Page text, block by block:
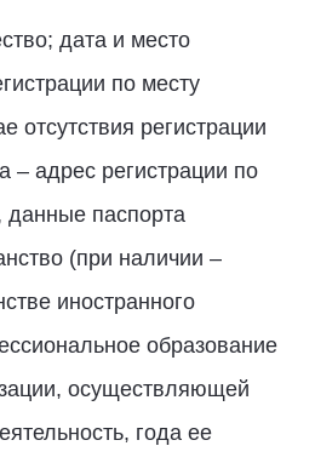
дата и место
по месту
отсутствия регистрации
– адрес регистрации по
данные паспорта
(при наличии –
иностранного
образование
осуществляющей
года ее